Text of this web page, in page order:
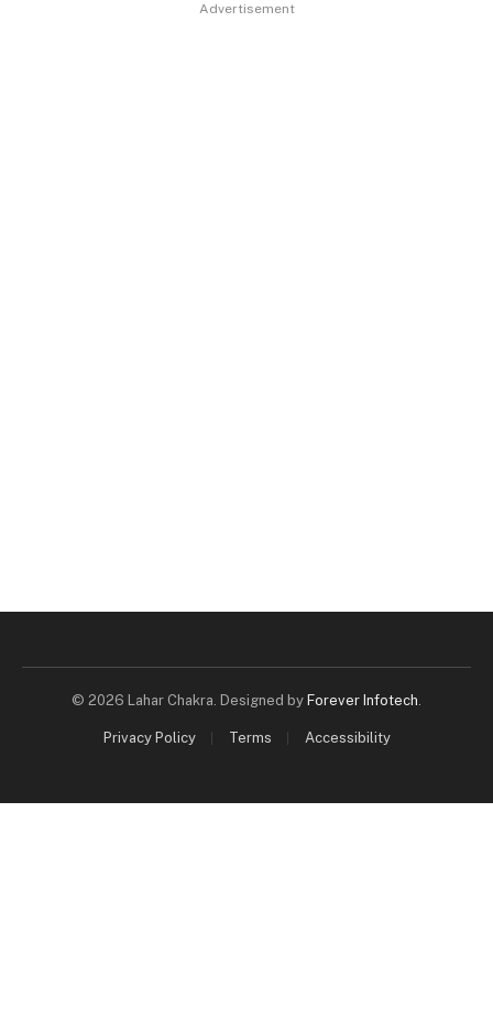
Advertisement
© 2026 Lahar Chakra. Designed by Forever Infotech.
Privacy Policy Terms Accessibility